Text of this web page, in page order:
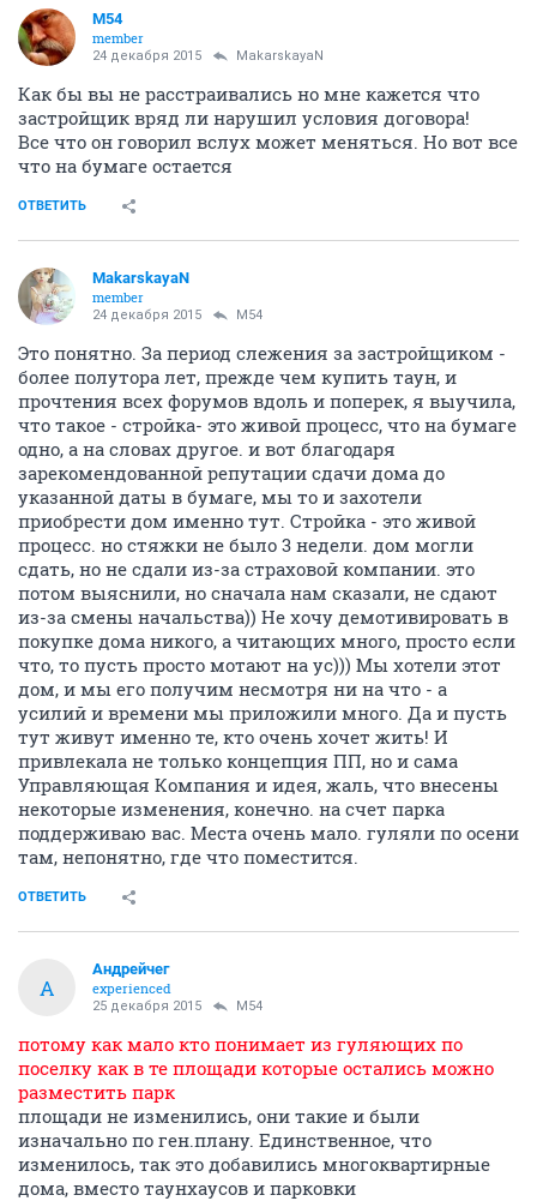
M54
member
24 декабря 2015 MakarskayaN
Как бы вы не расстраивались но мне кажется что
застройщик вряд ли нарушил условия договора!
Все что он говорил вслух может меняться. Но вот все
что на бумаге остается
ОТВЕТИТЬ
MakarskayaN
member
24 декабря 2015 M54
Это понятно. За период слежения за застройщиком -
более полутора лет, прежде чем купить таун, и
прочтения всех форумов вдоль и поперек, я выучила,
что такое - стройка- это живой процесс, что на бумаге
одно, а на словах другое. и вот благодаря
зарекомендованной репутации сдачи дома до
указанной даты в бумаге, мы то и захотели
приобрести дом именно тут. Стройка - это живой
процесс. но стяжки не было 3 недели. дом могли
сдать, но не сдали из-за страховой компании. это
потом выяснили, но сначала нам сказали, не сдают
из-за смены начальства)) Не хочу демотивировать в
покупке дома никого, а читающих много, просто если
что, то пусть просто мотают на ус))) Мы хотели этот
дом, и мы его получим несмотря ни на что - а
усилий и времени мы приложили много. Да и пусть
тут живут именно те, кто очень хочет жить! И
привлекала не только концепция ПП, но и сама
Управляющая Компания и идея, жаль, что внесены
некоторые изменения, конечно. на счет парка
поддерживаю вас. Места очень мало. гуляли по осени
там, непонятно, где что поместится.
ОТВЕТИТЬ
А
Андрейчег
experienced
25 декабря 2015 M54
потому как мало кто понимает из гуляющих по
поселку как в те площади которые остались можно
разместить парк
площади не изменились, они такие и были
изначально по ген.плану. Единственное, что
изменилось, так это добавились многоквартирные
дома, вместо таунхаусов и парковки